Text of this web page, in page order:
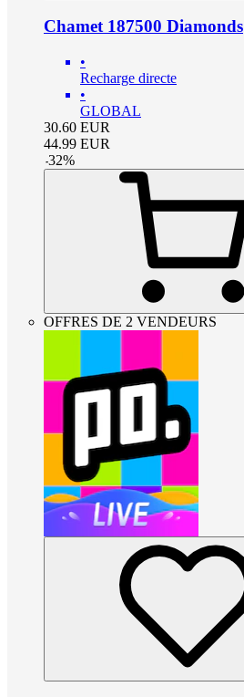
Chamet 187500 Diamonds
•
Recharge directe
•
GLOBAL
30.60 EUR
44.99 EUR
-32%
OFFRES DE 2 VENDEURS